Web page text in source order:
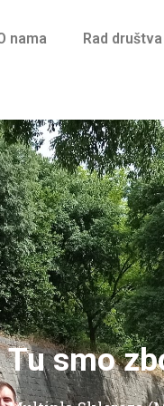
nama Rad društva
Tu smo